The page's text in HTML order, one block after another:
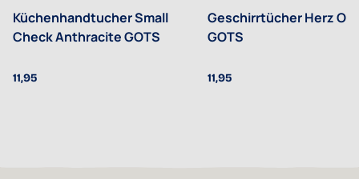
Küchenhandtucher Small
Check Anthracite GOTS
11,95
Geschirrtücher Herz
GOTS
11,95